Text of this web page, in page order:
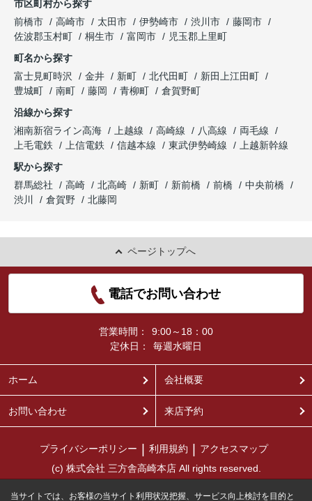
市区町村から探す
前橋市
高崎市 太田市 伊勢崎市 渋川市
藤岡市
佐波郡玉村町
桐生市 富岡市
児玉郡上里町
町名から探す
富士見町時沢
金井 新町 北代田町
新田上江田町
豊城町
南町 藤岡 青柳町
倉賀野町
沿線から探す
湘南新宿ライン高海
上越線 高崎線 八高線
両毛線
上毛電鉄
上信電鉄 信越本線 東武伊勢崎線
上越新幹線
駅から探す
群馬総社
高崎 北高崎 新町 新前橋 前橋
中央前橋
渋川
倉賀野 北藤岡
ページトップへ
電話でお問い合わせ
営業時間：
9:00～18：00
定休日：
毎週水曜日
ホーム 会社概要
お問い合わせ 来店予約
プライバシーポリシー 利用規約
アクセスマップ
(c) 株式会社 三方舎高崎本店 All rights reserved.
当サイトでは、お客様の当サイト利用状況把握、サービス向上検討を目的と